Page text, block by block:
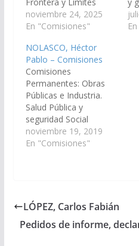
Minería, Recursos
Naturales y Medio
Humanos y Asuntos
Indígenas
noviembre 24, 2025
En "Comisiones"
NOLASCO, Héctor
Pablo – Comisiones
Comisiones
Permanentes: Obras
Públicas e Industria.
Salud Pública y
seguridad Social
Turismo y Deportes.
noviembre 19, 2019
En "Comisiones"
LÓPEZ, Carlos Fabián
Pedidos de informe,